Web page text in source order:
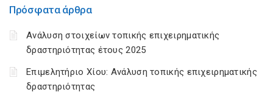
Πρόσφατα άρθρα
Ανάλυση στοιχείων τοπικής επιχειρηματικής
δραστηριότητας έτους 2025
Επιμελητήριο Χίου: Aνάλυση τοπικής επιχειρηματικής
δραστηριότητας